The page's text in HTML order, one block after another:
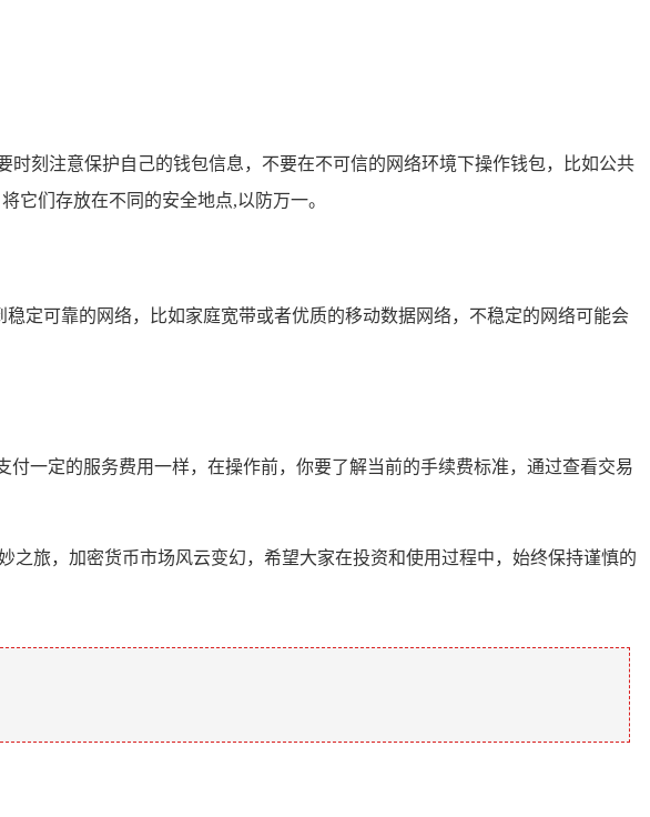
刻注意保护自己的钱包信息，不要在不可信的网络环境下操作钱包，比如公共
它们存放在不同的安全地点,以防万一。
定可靠的网络，比如家庭宽带或者优质的移动数据网络，不稳定的网络可能会
一定的服务费用一样，在操作前，你要了解当前的手续费标准，通过查看交易
旅，加密货币市场风云变幻，希望大家在投资和使用过程中，始终保持谨慎的